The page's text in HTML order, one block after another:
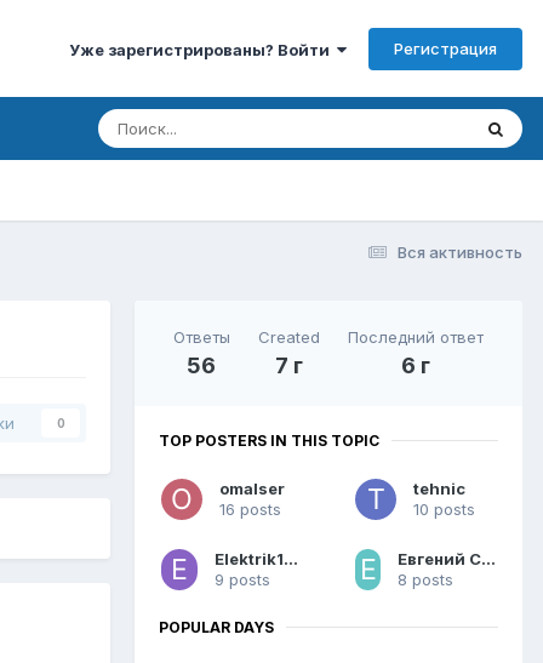
Уже зарегистрированы? Войти Регистрация
Вся активность
0
Ответы
56
Created
7 г
Последний ответ
6 г
TOP POSTERS IN THIS TOPIC
omalser
16 posts
tehnic
10 posts
Elektrik1982
9 posts
Евгений Сергеевич
8 posts
POPULAR DAYS